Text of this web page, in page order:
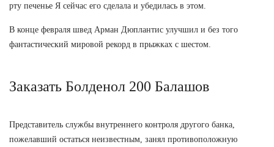
рту печенье Я сейчас его сделала и убедилась в этом.
В конце февраля швед Арман Дюплантис улучшил и без того
фантастический мировой рекорд в прыжках с шестом.
Заказать Болденол 200 Балашов
Представитель службы внутреннего контроля другого банка,
пожелавший остаться неизвестным, занял противоположную